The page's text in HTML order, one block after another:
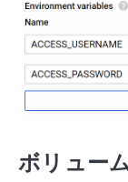
ボリュー